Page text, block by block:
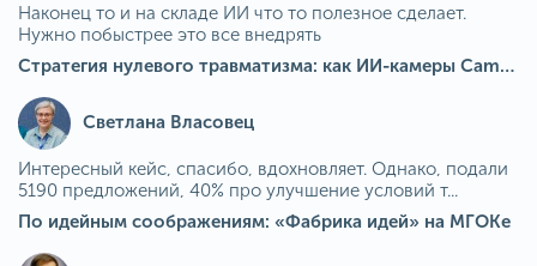
Наконец то и на складе ИИ что то полезное сделает.
Нужно побыстрее это все внедрять
Стратегия нулевого травматизма: как ИИ-камеры Camkord снижают риск наезда на пешехода при работе на погрузчике
Светлана Власовец
Интересный кейс, спасибо, вдохновляет. Однако, подали
5190 предложений, 40% про улучшение условий т...
По идейным соображениям: «Фабрика идей» на МГОКе